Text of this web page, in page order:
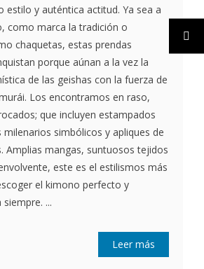
estilo y auténtica actitud. Ya sea a
como marca la tradición o
chaquetas, estas prendas
porque aúnan a la vez la
de las geishas con la fuerza de
Los encontramos en raso,
que incluyen estampados
simbólicos y apliques de
Amplias mangas, suntuosos tejidos
este es el estilismos más
el kimono perfecto y
...
Leer más